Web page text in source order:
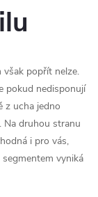
však popřít nelze.
pokud nedisponují
z ucha jedno
Na druhou stranu
i pro vás,
vyniká